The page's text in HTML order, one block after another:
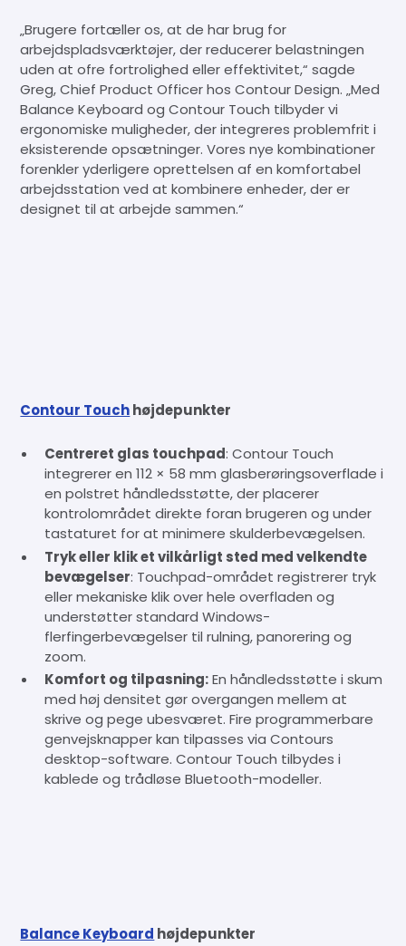
„Brugere fortæller os, at de har brug for
arbejdspladsværktøjer, der reducerer belastningen
uden at ofre fortrolighed eller effektivitet,“ sagde
Greg, Chief Product Officer hos Contour Design. „Med
Balance Keyboard og Contour Touch tilbyder vi
ergonomiske muligheder, der integreres problemfrit i
eksisterende opsætninger. Vores nye kombinationer
forenkler yderligere oprettelsen af en komfortabel
arbejdsstation ved at kombinere enheder, der er
designet til at arbejde sammen.“
Contour Touchhøjdepunkter
Centreret glas touchpad: Contour Touch
integrerer en 112 × 58 mm glasberøringsoverflade i
en polstret håndledsstøtte, der placerer
kontrolområdet direkte foran brugeren og under
tastaturet for at minimere skulderbevægelsen.
Tryk eller klik et vilkårligt sted med velkendte
bevægelser: Touchpad-området registrerer tryk
eller mekaniske klik over hele overfladen og
understøtter standard Windows-
flerfingerbevægelser til rulning, panorering og
zoom.
Komfort og tilpasning:En håndledsstøtte i skum
med høj densitet gør overgangen mellem at
skrive og pege ubesværet. Fire programmerbare
genvejsknapper kan tilpasses via Contours
desktop-software. Contour Touch tilbydes i
kablede og trådløse Bluetooth-modeller.
Balance Keyboard højdepunkter